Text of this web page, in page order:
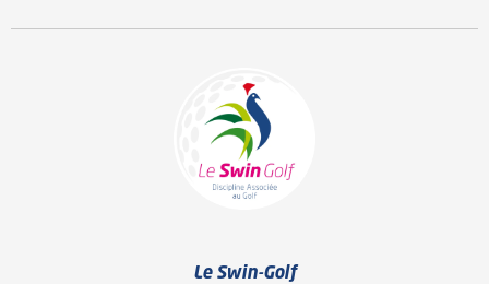
Le Swin-Golf